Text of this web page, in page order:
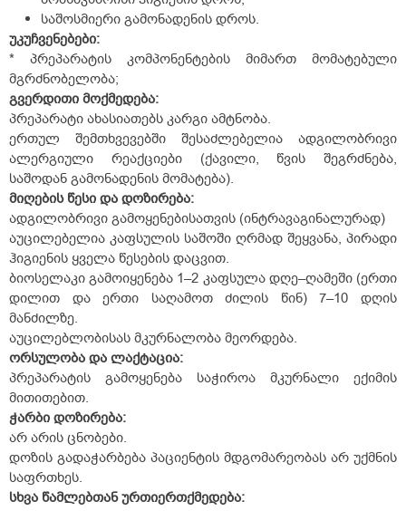
საშოსმიერი გამონადენის დროს.
უკუჩვენებები:
* პრეპარატის კომპონენტების მიმართ მომატებული
მგრძნობელობა;
გვერდითი მოქმედება:
პრეპარატი ახასიათებს კარგი ამტნობა.
ერთულ შემთხვევებში შესაძლებელია ადგილობრივი
ალერგიული რეაქციები (ქავილი, წვის შეგრძნება,
საშოდან გამონადენის მომატება).
მიღების წესი და დოზირება:
ადგილობრივი გამოყენებისათვის (ინტრავაგინალურად)
აუცილებელია კაფსულის საშოში ღრმად შეყვანა, პირადი
ჰიგიენის ყველა წესების დაცვით.
ბიოსელაკი გამოიყენება 1–2 კაფსულა დღე–ღამეში (ერთი
დილით და ერთი საღამოთ ძილის წინ) 7–10 დღის
მანძილზე.
აუცილებლობისას მკურნალობა მეორდება.
ორსულობა და ლაქტაცია:
პრეპარატის გამოყენება საჭიროა მკურნალი ექიმის
მითითებით.
ჭარბი დოზირება:
არ არის ცნობები.
დოზის გადაჭარბება პაციენტის მდგომარეობას არ უქმნის
საფრთხეს.
სხვა წამლებთან ურთიერთქმედება: